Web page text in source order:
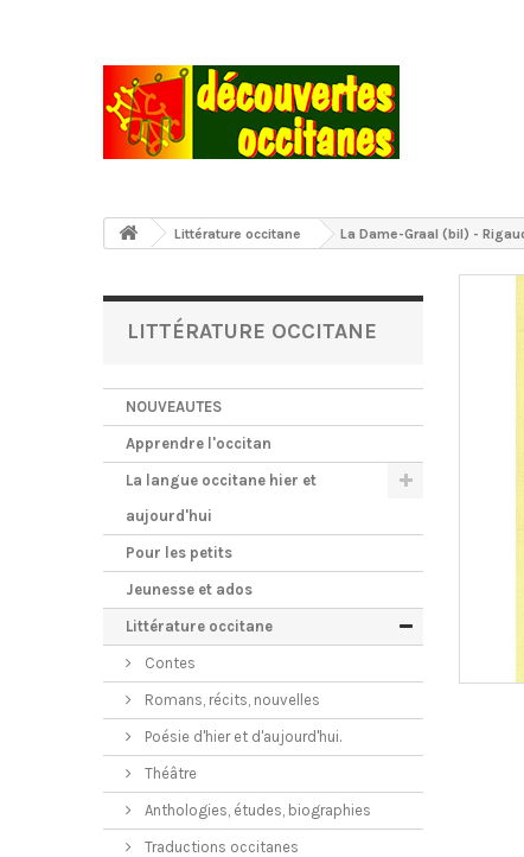
Littérature occitane La Dame-Graal (bil) -
LITTÉRATURE OCCITANE
NOUVEAUTES
Apprendre l'occitan
La langue occitane hier et
aujourd'hui
Pour les petits
Jeunesse et ados
Littérature occitane
Contes
Romans, récits, nouvelles
Poésie d'hier et d'aujourd'hui.
Théâtre
Anthologies, études, biographies
Traductions occitanes